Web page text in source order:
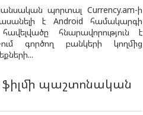
պորտալ Currency.am-ի
է Android համակարգի
հնարավորություն է
գործող բանկերի կողմից
ֆիլմի պաշտոնական